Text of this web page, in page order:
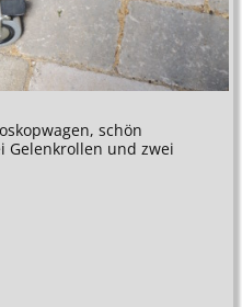
schön
Gelenkrollen und zwei